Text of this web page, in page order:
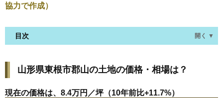
協力で作成）
目次 開く ▼
現在の価格は、8.4万円／坪（10年前比+11.7%）
価格を詳細に分析しよう
山形県東根市郡山の土地の価格・相場は？
現在の価格は、8.4万円／坪（10年前比+11.7%）